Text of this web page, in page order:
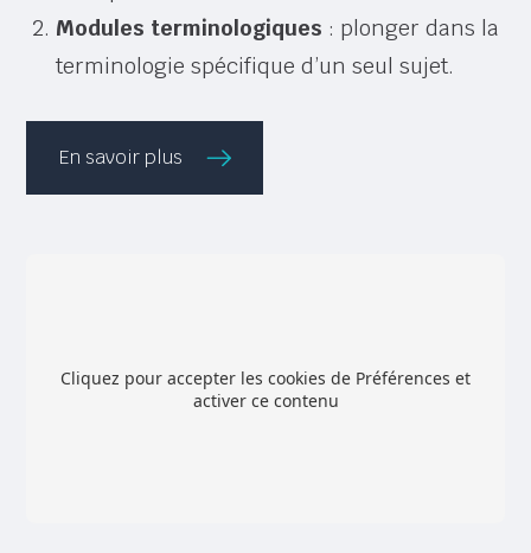
Modules terminologiques : plonger dans la
terminologie spécifique d’un seul sujet.
En savoir plus
Cliquez pour accepter les cookies de Préférences et
activer ce contenu